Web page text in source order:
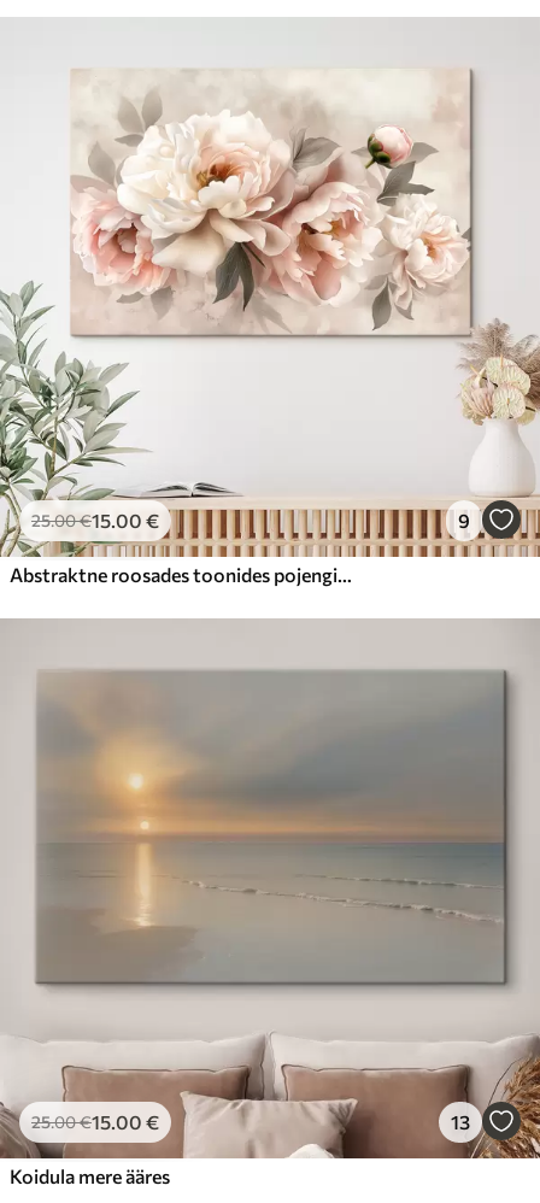
25.00€15.00 € 9
Abstraktne roosades toonides pojengide kimp
25.00€15.00 € 13
Koidula mere ääres